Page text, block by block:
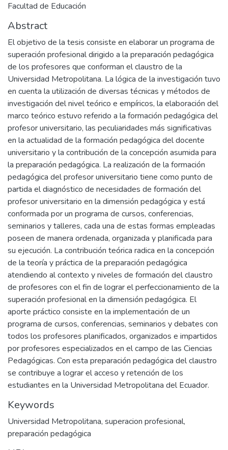
Facultad de Educación
Abstract
El objetivo de la tesis consiste en elaborar un programa de
superación profesional dirigido a la preparación pedagógica
de los profesores que conforman el claustro de la
Universidad Metropolitana. La lógica de la investigación tuvo
en cuenta la utilización de diversas técnicas y métodos de
investigación del nivel teórico e empíricos, la elaboración del
marco teórico estuvo referido a la formación pedagógica del
profesor universitario, las peculiaridades más significativas
en la actualidad de la formación pedagógica del docente
universitario y la contribución de la concepción asumida para
la preparación pedagógica. La realización de la formación
pedagógica del profesor universitario tiene como punto de
partida el diagnóstico de necesidades de formación del
profesor universitario en la dimensión pedagógica y está
conformada por un programa de cursos, conferencias,
seminarios y talleres, cada una de estas formas empleadas
poseen de manera ordenada, organizada y planificada para
su ejecución. La contribución teórica radica en la concepción
de la teoría y práctica de la preparación pedagógica
atendiendo al contexto y niveles de formación del claustro
de profesores con el fin de lograr el perfeccionamiento de la
superación profesional en la dimensión pedagógica. El
aporte práctico consiste en la implementación de un
programa de cursos, conferencias, seminarios y debates con
todos los profesores planificados, organizados e impartidos
por profesores especializados en el campo de las Ciencias
Pedagógicas. Con esta preparación pedagógica del claustro
se contribuye a lograr el acceso y retención de los
estudiantes en la Universidad Metropolitana del Ecuador.
Keywords
Universidad Metropolitana, superacion profesional,
preparación pedagógica